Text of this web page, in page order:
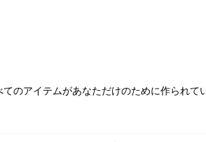
のアイテムがあなただけのために作られ